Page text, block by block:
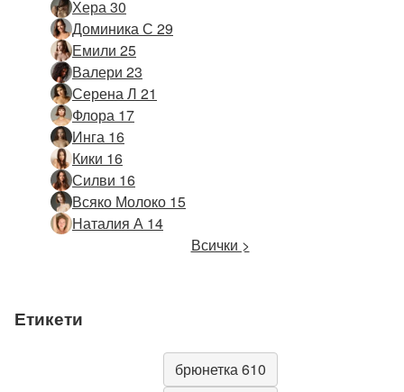
Хера 30
Доминика С 29
Емили 25
Валери 23
Серена Л 21
Флора 17
Инга 16
Кики 16
Силви 16
Всяко Молоко 15
Наталия А 14
Всички >
Етикети
брюнетка 610